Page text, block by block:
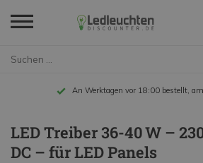
An Werktagen vor 18:00 bestellt,
LED Treiber 36-40 W –
DC – für LED Panels